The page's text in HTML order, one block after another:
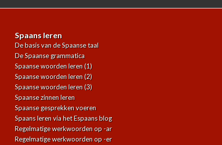
Spaans leren
De basis van de Spaanse taal
De Spaanse grammatica
Spaanse woorden leren (1)
Spaanse woorden leren (2)
Spaanse woorden leren (3)
Spaanse zinnen leren
Spaanse gesprekken voeren
Spaans leren via het Espaans blog
Regelmatige werkwoorden op -ar
Regelmatige werkwoorden op -er